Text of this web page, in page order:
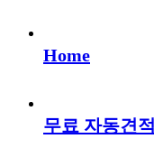
Home
무료 자동견적